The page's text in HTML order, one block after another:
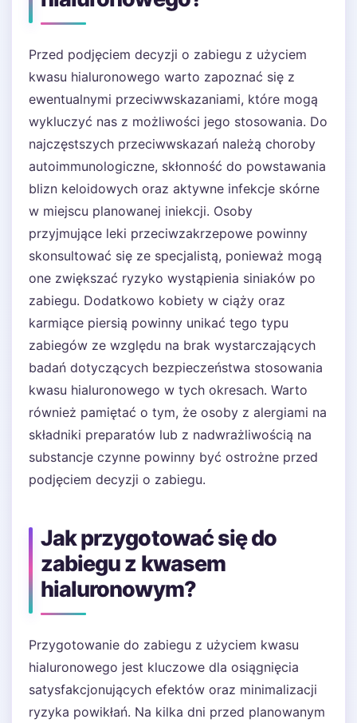
Przed podjęciem decyzji o zabiegu z użyciem
kwasu hialuronowego warto zapoznać się z
ewentualnymi przeciwwskazaniami, które mogą
wykluczyć nas z możliwości jego stosowania. Do
najczęstszych przeciwwskazań należą choroby
autoimmunologiczne, skłonność do powstawania
blizn keloidowych oraz aktywne infekcje skórne
w miejscu planowanej iniekcji. Osoby
przyjmujące leki przeciwzakrzepowe powinny
skonsultować się ze specjalistą, ponieważ mogą
one zwiększać ryzyko wystąpienia siniaków po
zabiegu. Dodatkowo kobiety w ciąży oraz
karmiące piersią powinny unikać tego typu
zabiegów ze względu na brak wystarczających
badań dotyczących bezpieczeństwa stosowania
kwasu hialuronowego w tych okresach. Warto
również pamiętać o tym, że osoby z alergiami na
składniki preparatów lub z nadwrażliwością na
substancje czynne powinny być ostrożne przed
podjęciem decyzji o zabiegu.
Jak przygotować się do
zabiegu z kwasem
hialuronowym?
Przygotowanie do zabiegu z użyciem kwasu
hialuronowego jest kluczowe dla osiągnięcia
satysfakcjonujących efektów oraz minimalizacji
ryzyka powikłań. Na kilka dni przed planowanym